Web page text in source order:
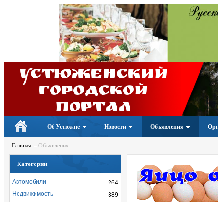
Устюженский
Городской
портал
Об Устюжне Новости Объявления
Главная Объявления
Категории
264
Автомобили
389
Недвижимость